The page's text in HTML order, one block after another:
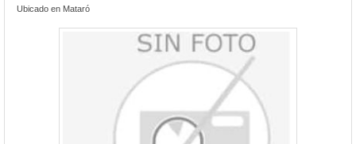
Ubicado en Mataró